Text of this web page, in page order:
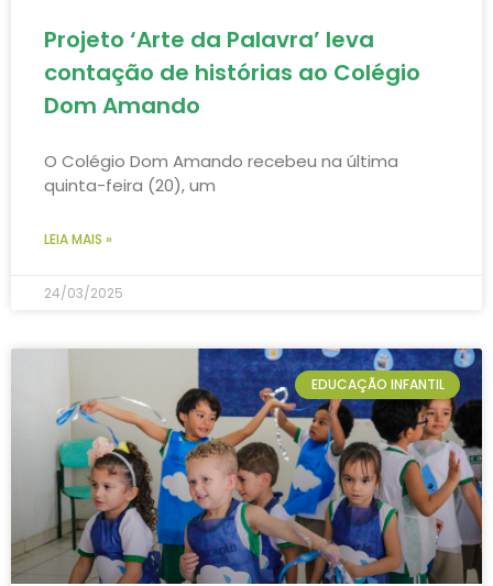
Projeto ‘Arte da Palavra’ leva
contação de histórias ao Colégio
Dom Amando
O Colégio Dom Amando recebeu na última
quinta-feira (20), um
LEIA MAIS »
24/03/2025
EDUCAÇÃO INFANTIL